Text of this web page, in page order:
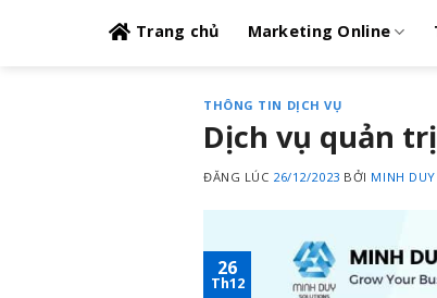
Trang chủ Marketing Online
THÔNG TIN DỊCH VỤ
Dịch vụ quản
ĐĂNG LÚC 26/12/2023 BỞI MINH
26
Th12